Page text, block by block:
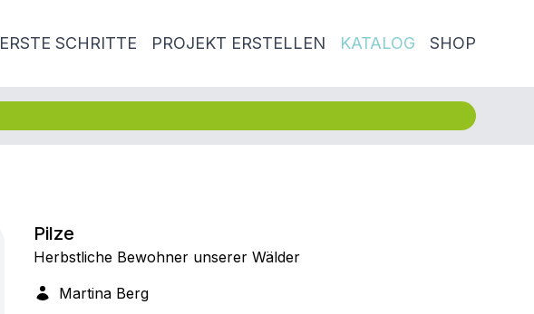
ERSTE SCHRITTE PROJEKT ERSTELLEN KATALOG SHOP
Pilze
Herbstliche Bewohner unserer Wälder
Martina Berg